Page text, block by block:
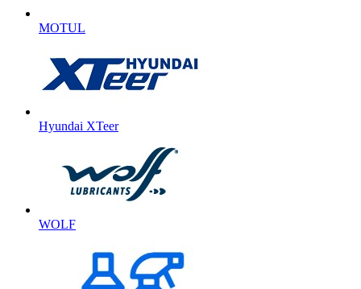
MOTUL
Hyundai XTeer
WOLF